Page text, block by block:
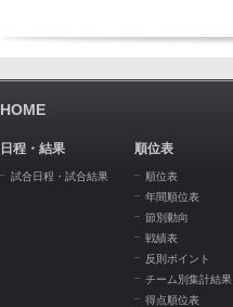
HOME
日程・結果
試合日程・試合結果
順位表
順位表
年間順位表
節別動向
戦績表
反則ポイント
チーム別集計結果
得点順位表